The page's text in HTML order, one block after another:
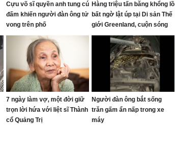
Cựu võ sĩ quyền anh tung cú
đấm khiến người đàn ông tử
vong trên phố
Hàng triệu tấn băng khổng lồ
bất ngờ lật úp tại Di sản Thế
giới Greenland, cuộn sóng
biển dâng cao tạo cảnh
tượng khó tin
7 ngày làm vợ, một đời giữ
trọn lời hứa với liệt sĩ Thành
cổ Quảng Trị
Người đàn ông bắt sống
trăn gấm ẩn nấp trong xe
máy